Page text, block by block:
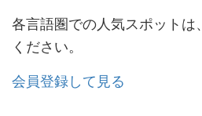
各言語圏での人気スポット
ください。
会員登録して見る